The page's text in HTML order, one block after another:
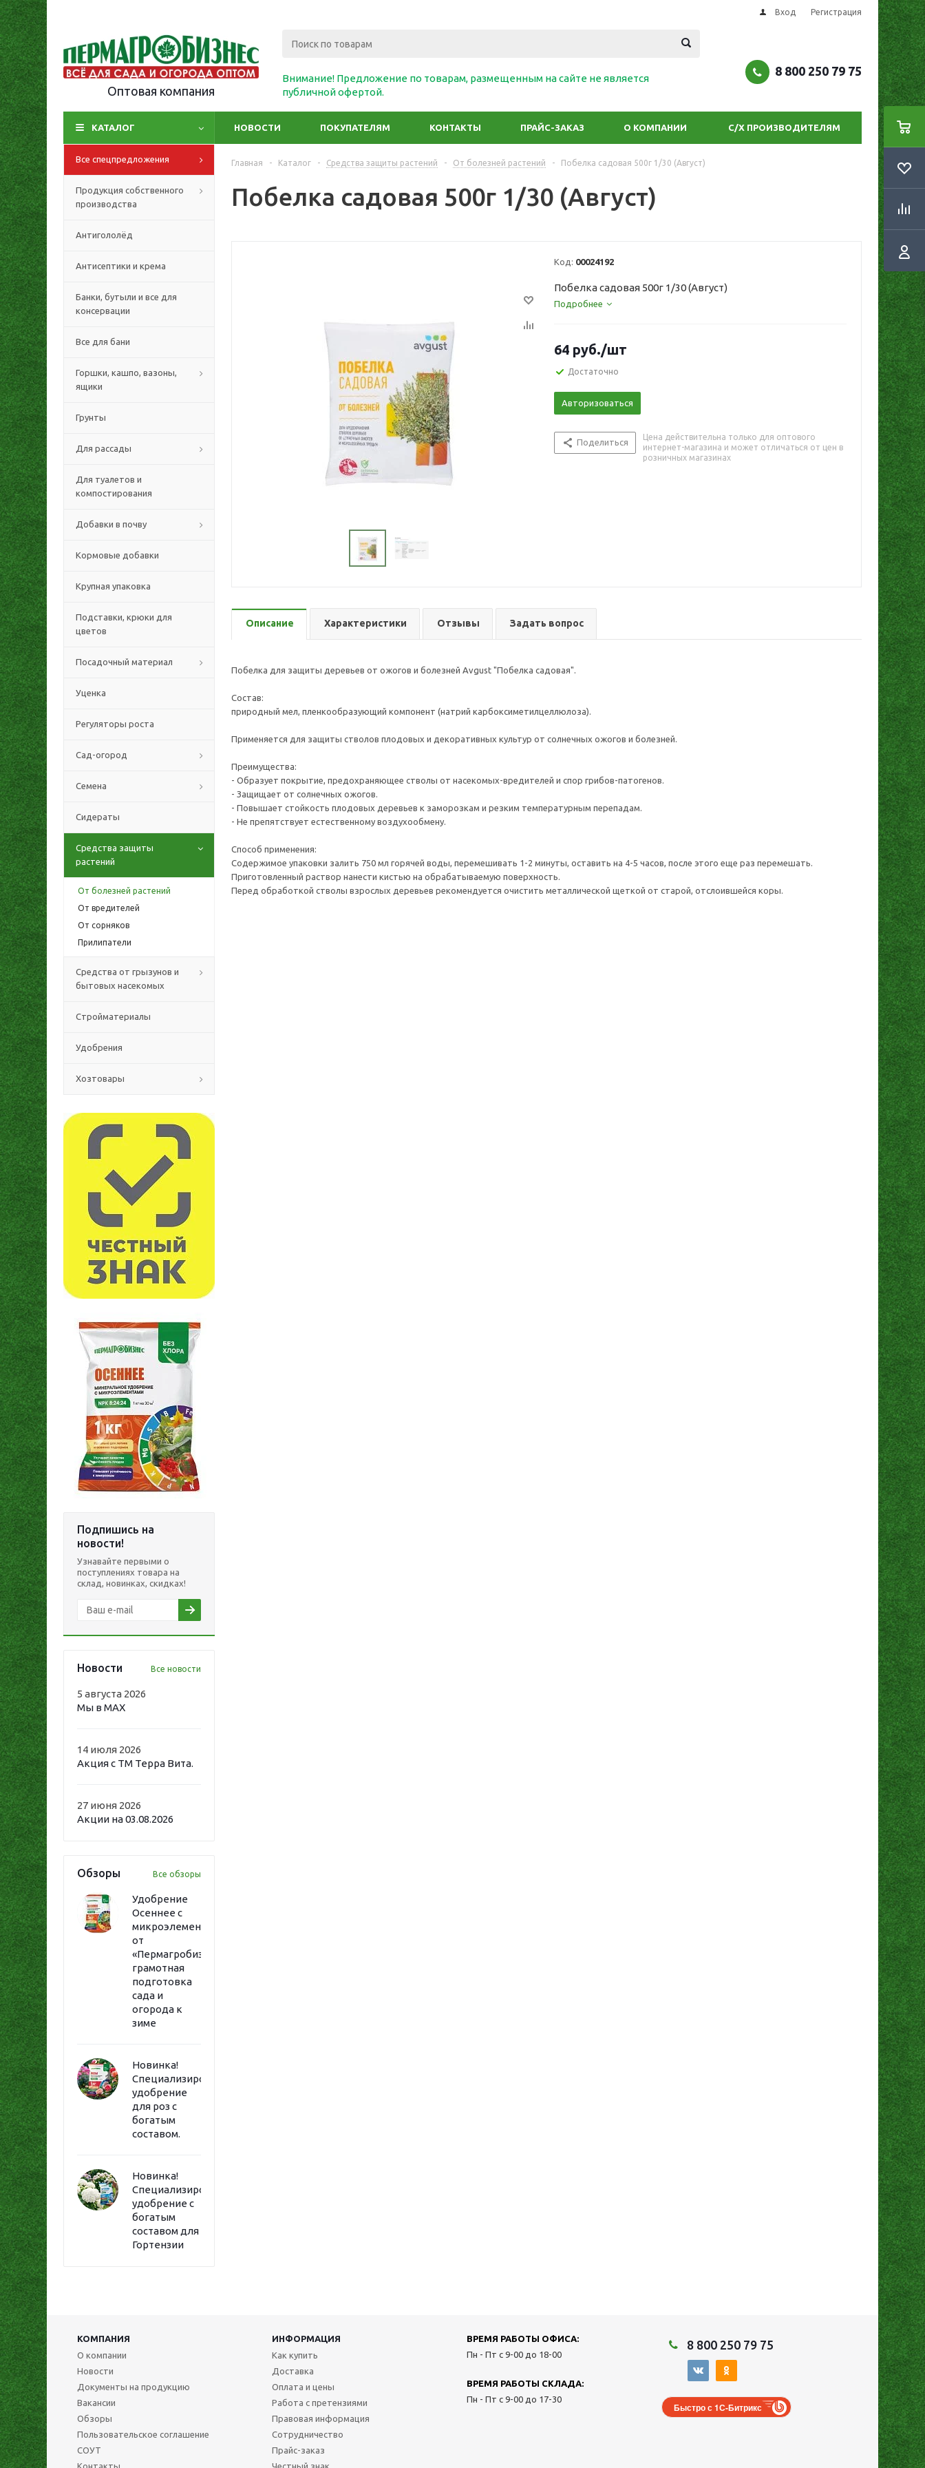
Вход Регистрация
Оптовая компания
Внимание! Предложение по товарам, размещенным на сайте не является
публичной офертой.
8 800 250 79 75
КАТАЛОГ НОВОСТИ ПОКУПАТЕЛЯМ КОНТАКТЫ ПРАЙС-ЗАКАЗ О КОМПАНИИ С/Х ПРОИЗВОДИТЕЛЯМ
Все спецпредложения
Продукция собственного
производства
Антигололёд
Антисептики и крема
Банки, бутыли и все для
консервации
Все для бани
Горшки, кашпо, вазоны,
ящики
Грунты
Для рассады
Для туалетов и
компостирования
Добавки в почву
Кормовые добавки
Крупная упаковка
Подставки, крюки для
цветов
Посадочный материал
Уценка
Регуляторы роста
Сад-огород
Семена
Сидераты
Средства защиты
растений
От болезней растений
От вредителей
От сорняков
Прилипатели
Средства от грызунов и
бытовых насекомых
Стройматериалы
Удобрения
Хозтовары
Подпишись на
новости!
Узнавайте первыми о
поступлениях товара на
склад, новинках, скидках!
Новости Все новости
5 августа 2026
Мы в MAX
14 июля 2026
Акция с ТМ Терра Вита.
27 июня 2026
Акции на 03.08.2026
Обзоры Все обзоры
Удобрение
Осеннее с
микроэлементами
от
«Пермагробизнес»:
грамотная
подготовка
сада и
огорода к
зиме
Новинка!
Специализированное
удобрение
для роз с
богатым
составом.
Новинка!
Специализированное
удобрение с
богатым
составом для
Гортензии
Главная - Каталог - Средства защиты растений - От болезней растений - Побелка садовая 500г 1/30 (Август)
Побелка садовая 500г 1/30 (Август)
Код: 00024192
Побелка садовая 500г 1/30 (Август)
Подробнее
64 руб./шт
Достаточно
Авторизоваться
Поделиться
Цена действительна только для оптового
интернет-магазина и может отличаться от цен в
розничных магазинах
Описание Характеристики Отзывы Задать вопрос
Побелка для защиты деревьев от ожогов и болезней Avgust "Побелка садовая".
Состав:
природный мел, пленкообразующий компонент (натрий карбоксиметилцеллюлоза).
Применяется для защиты стволов плодовых и декоративных культур от солнечных ожогов и болезней.
Преимущества:
- Образует покрытие, предохраняющее стволы от насекомых-вредителей и спор грибов-патогенов.
- Защищает от солнечных ожогов.
- Повышает стойкость плодовых деревьев к заморозкам и резким температурным перепадам.
- Не препятствует естественному воздухообмену.
Способ применения:
Содержимое упаковки залить 750 мл горячей воды, перемешивать 1-2 минуты, оставить на 4-5 часов, после этого еще раз перемешать.
Приготовленный раствор нанести кистью на обрабатываемую поверхность.
Перед обработкой стволы взрослых деревьев рекомендуется очистить металлической щеткой от старой, отслоившейся коры.
КОМПАНИЯ
ИНФОРМАЦИЯ
О компании
Новости
Документы на продукцию
Вакансии
Обзоры
Пользовательское соглашение
СОУТ
Контакты
Как купить
Доставка
Оплата и цены
Работа с претензиями
Правовая информация
Сотрудничество
Прайс-заказ
Честный знак
ВРЕМЯ РАБОТЫ ОФИСА:
Пн - Пт с 9-00 до 18-00
ВРЕМЯ РАБОТЫ СКЛАДА:
Пн - Пт с 9-00 до 17-30
8 800 250 79 75
Быстро с 1С-Битрикс